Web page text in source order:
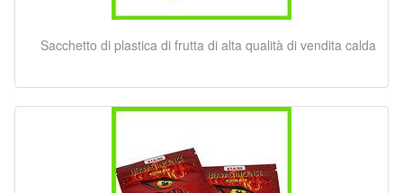
Sacchetto di plastica di frutta di alta qualità di vendita calda